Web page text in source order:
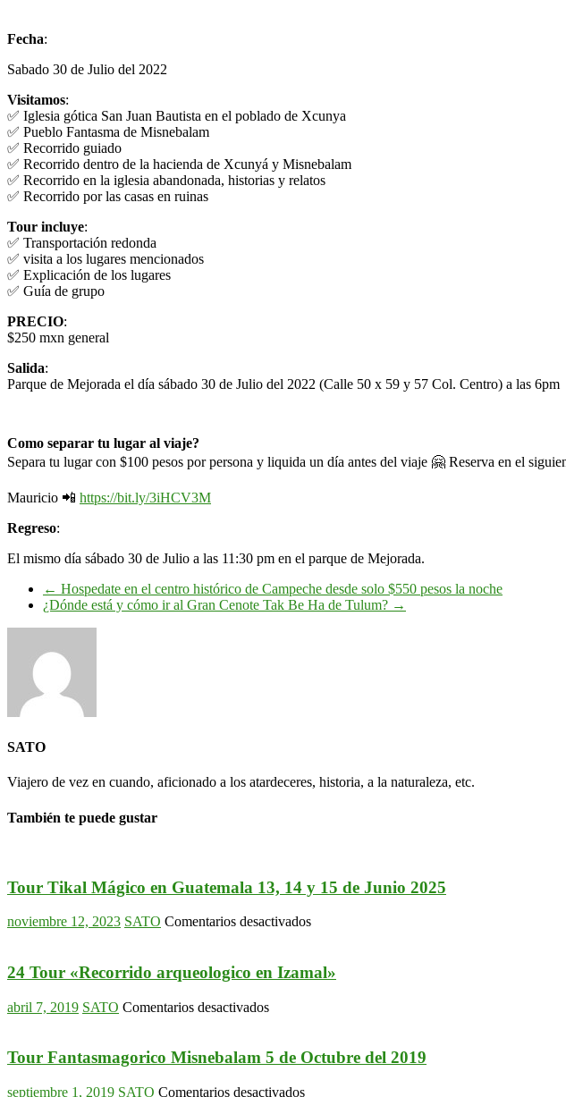
Fecha:
Sabado 30 de Julio del 2022
Visitamos:
✅ Iglesia gótica San Juan Bautista en el poblado de Xcunya
✅ Pueblo Fantasma de Misnebalam
✅ Recorrido guiado
✅ Recorrido dentro de la hacienda de Xcunyá y Misnebalam
✅ Recorrido en la iglesia abandonada, historias y relatos
✅ Recorrido por las casas en ruinas
Tour incluye:
✅ Transportación redonda
✅ visita a los lugares mencionados
✅ Explicación de los lugares
✅ Guía de grupo
PRECIO:
$250 mxn general
Salida:
Parque de Mejorada el día sábado 30 de Julio del 2022 (Calle 50 x 59 y 57 Col. Centro) a las 6pm
Como separar tu lugar al viaje?
Separa tu lugar con $100 pesos por persona y liquida un día antes del viaje 🤗 Reserva en el
Mauricio 📲 https://bit.ly/3iHCV3M
Regreso:
El mismo día sábado 30 de Julio a las 11:30 pm en el parque de Mejorada.
← Hospedate en el centro histórico de Campeche desde solo $550 pesos la noche
¿Dónde está y cómo ir al Gran Cenote Tak Be Ha de Tulum? →
SATO
Viajero de vez en cuando, aficionado a los atardeceres, historia, a la naturaleza, etc.
También te puede gustar
Tour Tikal Mágico en Guatemala 13, 14 y 15 de Junio 2025
noviembre 12, 2023 SATO Comentarios desactivadosen
Mágico
en
y
15
24 Tour «Recorrido arqueologico en Izamal»
abril 7, 2019 SATO Comentarios desactivadosen
«Recorrido
en
Tour Fantasmagorico Misnebalam 5 de Octubre del 2019
septiembre 1, 2019 SATO Comentarios desactivadosen